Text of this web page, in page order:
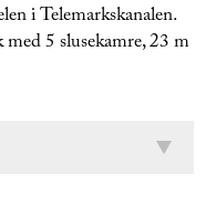
i Telemarkskanalen.
5 slusekamre, 23 m